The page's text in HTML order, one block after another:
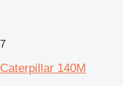
7
Caterpillar 140M